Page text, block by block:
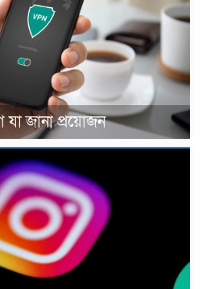
জানা প্রয়োজন